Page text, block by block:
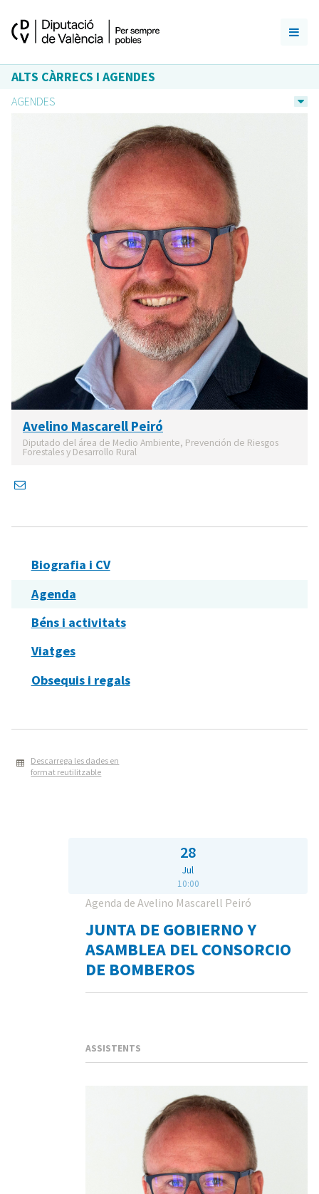
ALTS CÀRRECS I AGENDES
AGENDES
Avelino Mascarell Peiró
Diputado del área de Medio Ambiente, Prevención de Riesgos
Forestales y Desarrollo Rural
Biografia i CV
Agenda
Béns i activitats
Viatges
Obsequis i regals
Descarrega les dades en
format reutilitzable
28
Jul
10:00
Agenda de Avelino Mascarell Peiró
JUNTA DE GOBIERNO Y
ASAMBLEA DEL CONSORCIO
DE BOMBEROS
ASSISTENTS